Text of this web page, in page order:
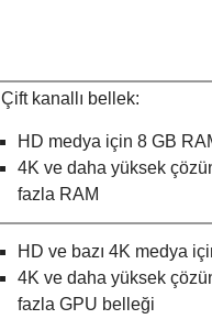
Çift kanallı bellek:
HD medya için 8 GB
4K ve daha yüksek
fazla RAM
HD ve bazı 4K medya
4K ve daha yüksek
fazla GPU belleği